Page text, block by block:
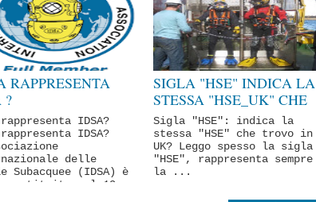
RAPPRESENTA
?
IDSA?
IDSA?
delle
Subacquee (IDSA) è
costituita nel 19...
SIGLA "HSE" INDICA LA
STESSA "HSE_UK" CHE
TROVO IN UK?
16 luglio
No Comment
SUBACQUEA
INDUSTRIALE
Sigla "HSE": indica la
stessa "HSE" che trovo in
UK? Leggo spesso la sigla
"HSE", rappresenta sempre
la ...